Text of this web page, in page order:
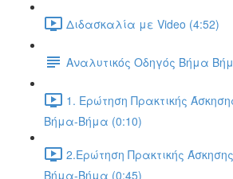
Διδασκαλία με Video (4:52)
Αναλυτικός Οδηγός Βήμα
1. Ερώτηση Πρακτικής
Βήμα-Βήμα (0:10)
2.Ερώτηση Πρακτικής
Βήμα-Βήμα (0:45)